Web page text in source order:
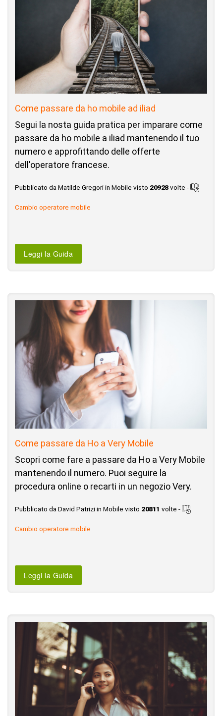
Come passare da ho mobile ad iliad
Segui la nosta guida pratica per imparare come
passare da ho mobile a iliad mantenendo il tuo
numero e approfittando delle offerte
dell'operatore francese.
Pubblicato da Matilde Gregori in Mobile visto 20928volte -
Cambio operatore mobile
Leggi la Guida
Come passare da Ho a Very Mobile
Scopri come fare a passare da Ho a Very Mobile
mantenendo il numero. Puoi seguire la
procedura online o recarti in un negozio Very.
Pubblicato da David Patrizi in Mobile visto 20811 volte -
Cambio operatore mobile
Leggi la Guida